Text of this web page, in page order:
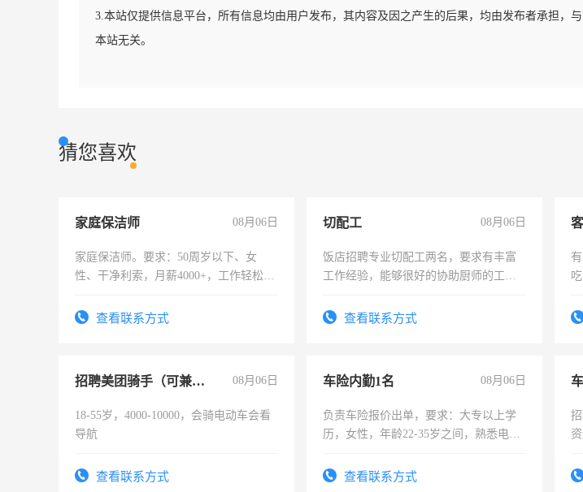
3.本站仅提供信息平台，所有信息均由用户发布，其内容及因之产生的后果，均由发布者承担，与
本站无关。
猜您喜欢
家庭保洁师 08月06日
家庭保洁师。要求：50周岁以下、女
性、干净利索，月薪4000+，工作轻松，
太太等。查看联系方式
切配工 08月06日
饭店招聘专业切配工两名，要求有丰富
工作经验，能够很好的协助厨师的工
4500。查看联系方式
招聘美团骑手（可兼职） 08月06日
18-55岁，4000-10000，会骑电动车会看
导航
查看联系方式
车险内勤1名 08月06日
负责车险报价出单，要求：大专以上学
历，女性，年龄22-35岁之间，熟悉电脑
试用期1-3个月，转正后交纳五险，
查看联系方式